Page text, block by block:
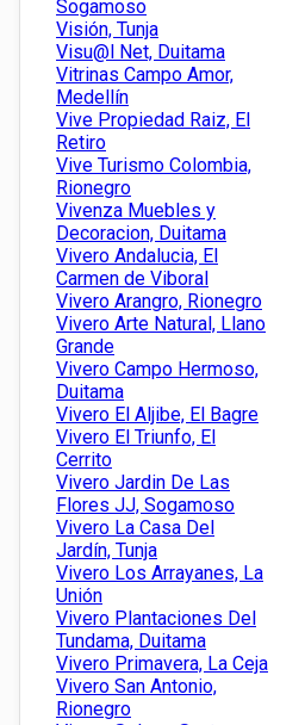
Sogamoso
Visión, Tunja
Visu@l Net, Duitama
Vitrinas Campo Amor,
Medellín
Vive Propiedad Raiz, El
Retiro
Vive Turismo Colombia,
Rionegro
Vivenza Muebles y
Decoracion, Duitama
Vivero Andalucia, El
Carmen de Viboral
Vivero Arangro, Rionegro
Vivero Arte Natural, Llano
Grande
Vivero Campo Hermoso,
Duitama
Vivero El Aljibe, El Bagre
Vivero El Triunfo, El
Cerrito
Vivero Jardin De Las
Flores JJ, Sogamoso
Vivero La Casa Del
Jardín, Tunja
Vivero Los Arrayanes, La
Unión
Vivero Plantaciones Del
Tundama, Duitama
Vivero Primavera, La Ceja
Vivero San Antonio,
Rionegro